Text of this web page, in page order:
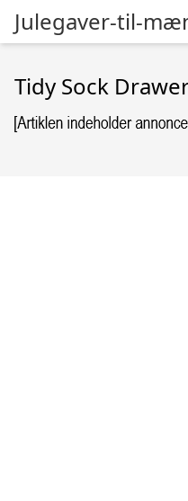
Julegaver-til-
Tidy Sock